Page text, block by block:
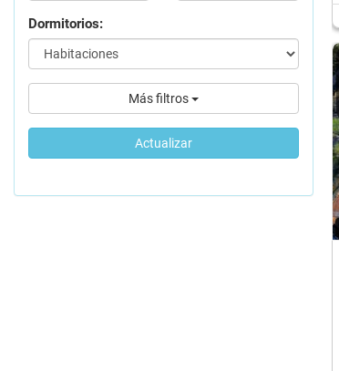
Dormitorios:
Más filtros
Actualizar